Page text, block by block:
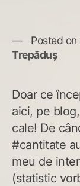
Posted on
Trepăduș
Doar ce
aici, pe
cale! De
#cantitate
meu de
(statistic